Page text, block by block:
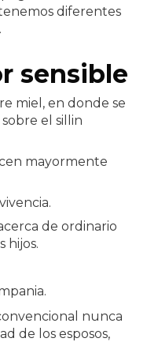
diferentes
sensible
miel, en donde se
el silli­n
mayormente
de ordinario
hijos.
nunca
de los esposos,